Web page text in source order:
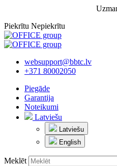
Piekrītu Nepiekrītu
websupport@bbtc.lv
+371 80002050
Piegāde
Garantija
Noteikumi
Latviešu
Latviešu
English
Meklēt